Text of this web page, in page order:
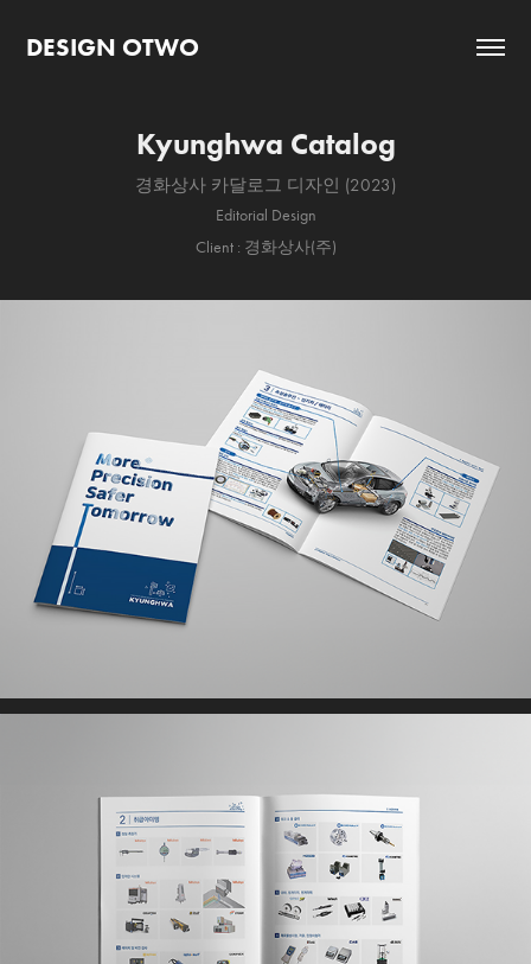
DESIGN OTWO
Kyunghwa Catalog
경화상사 카달로그 디자인 (2023)
Editorial Design
Client : 경화상사(주)